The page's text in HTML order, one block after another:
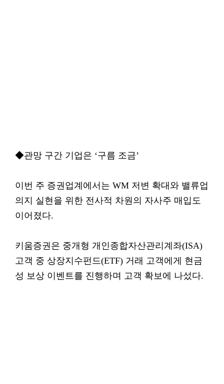
◆관망 구간 기업은 ‘구름 조금’
이번 주 증권업계에서는 WM 저변 확대와 밸류업
의지 실현을 위한 전사적 차원의 자사주 매입도
이어졌다.
키움증권은 중개형 개인종합자산관리계좌(ISA)
고객 중 상장지수펀드(ETF) 거래 고객에게 현금
성 보상 이벤트를 진행하며 고객 확보에 나섰다.